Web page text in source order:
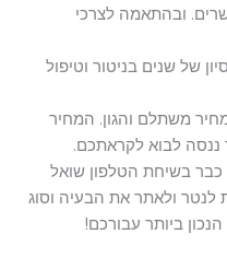
ובהתאמה לצרכי
של שנים בניטור וטיפול
משתלם והגון. המחיר
ננסה לבוא לקראתכם.
כבר בשיחת הטלפון שואל
ולאתר את הבעיה וסוג
ביותר עבורכם!